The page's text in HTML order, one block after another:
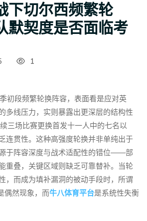
下切尔西频繁轮
默契度是否面临考
1
初段频繁轮换阵容，表面看是应对英
多线压力，实则暴露出更深层的结构性
三场比赛更换首发十一人中的七名以
连贯性。这种高强度轮换并非单纯出于
于阵容深度与战术适配性的错位——部
重叠，关键区域则缺乏可靠替补。当轮
，而成为填补漏洞的被动手段时，所谓
偶然现象，而⽜⼋体育平台是系统性失衡